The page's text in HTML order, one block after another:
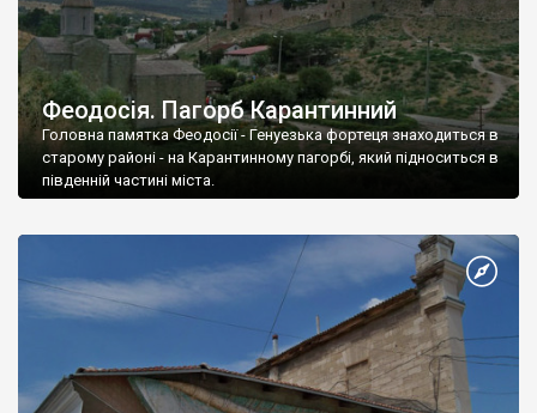
Феодосія. Пагорб Карантинний
Головна памятка Феодосії - Генуезька фортеця знаходиться в
старому районі - на Карантинному пагорбі, який підноситься в
південній частині міста.